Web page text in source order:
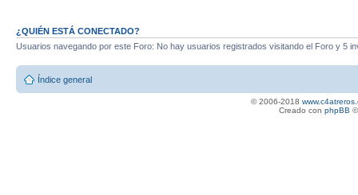
¿QUIÉN ESTÁ CONECTADO?
Usuarios navegando por este Foro: No hay usuarios registrados visitando el Foro y 5
Índice general
© 2006-2018
Creado con phpBB